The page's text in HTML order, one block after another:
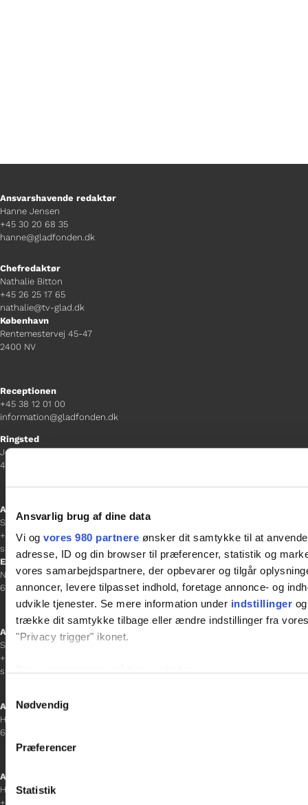
Ansvarlig brug af dine data
Vi og vores 980 partnere ønsker dit samtykke til at
adresse, ID og din browser til præferencer, statistik og
vores samarbejdspartnere, der opbevarer og tilgår
annoncer, levere tilpasset indhold, foretage annonce- og
udvikle tjenester. Se mere information under indstillinger
trække dit samtykke tilbage eller ændre indstillinger fra
"Privacy trigger" ikonet.
Vi bruger cookies til at tilpasse vores indhold og annoncer,
data med andre oplysninger, du har givet dem, eller som de
Nødvendig
Præferencer
Statistik
Ansvarshavende redaktør
Hanne Jensen
+45 30 20 68 35
hanne@gladfonden.dk
Chefredaktør
Nathalie Bitton
+45 26 25 17 65
nathalie@tv-glad.dk
København
Rentemestervej 45-47
2400 NV
Receptionen
+45 38 12 01 00
information@gladfonden.dk
Ringsted
Jernbanevej 8
4100 Ringsted
Afdelingschef
Sacha Lohmann Weiss
+45 40 27 91 11
sacha.lw@gladfonden.dk
Esbjerg
Norgesgade 1, 2. sal
6700 Esbjerg
Afdelingschef
Sanne Hansen
+45 23 69 19 35
sanne.h@gladfonden.dk
Aabenraa
H P Hanssens Gade 23, 2.
6200 Aabenraa
Afdelingschef
Helene Teichert
+45 29 37 32 41